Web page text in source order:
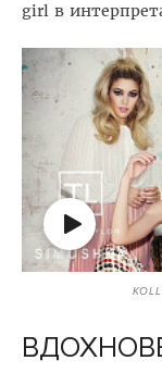
girl в